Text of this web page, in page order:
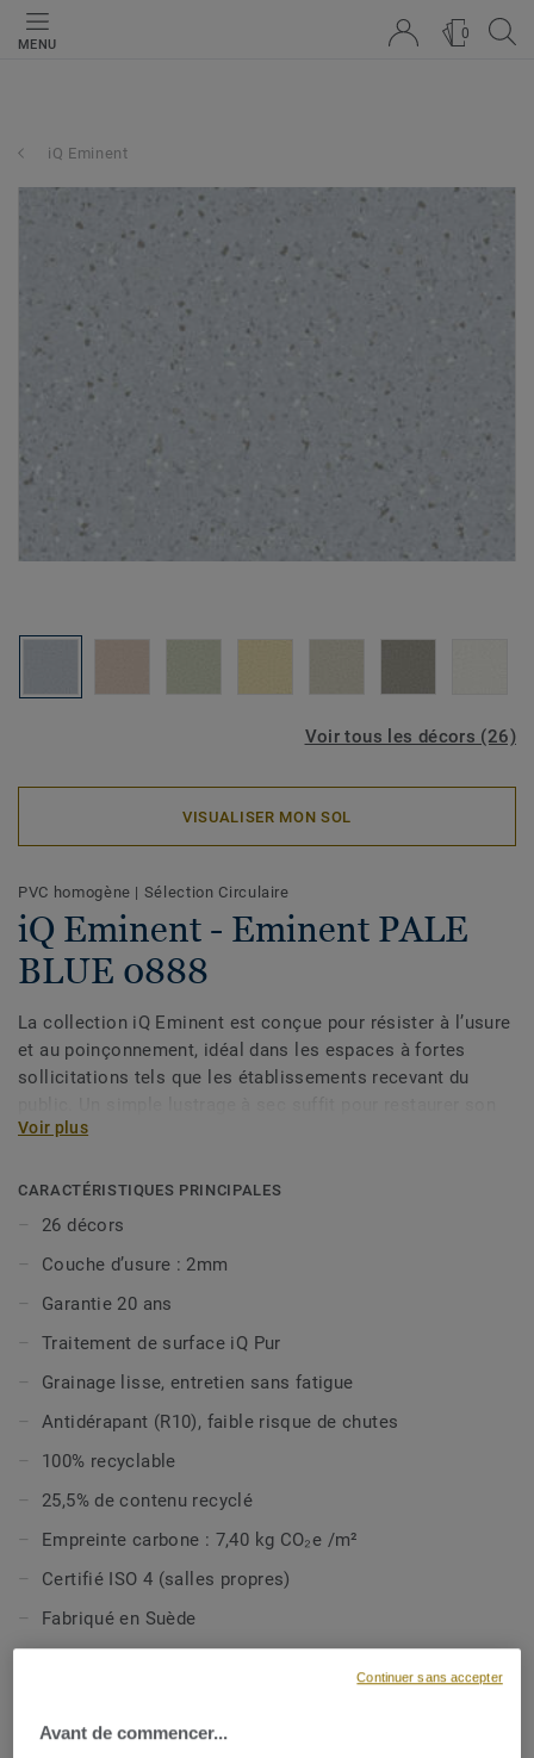
MENU
0
iQ Eminent
Voir tous les décors (26)
VISUALISER MON SOL
PVC homogène | Sélection Circulaire
iQ Eminent - Eminent PALE
BLUE 0888
La collection iQ Eminent est conçue pour résister à l’usure
et au poinçonnement, idéal dans les espaces à fortes
sollicitations tels que les établissements recevant du
aspect d’origine en lui offrant une plus grande longévité.
iQ Eminent est sans biocides, offre une excellente
compatible avec les environnements exigeants tels que les
salles propres. iQ Eminent est composée de 2 designs non
directionnels et 26 couleurs qui s’harmonisent avec les
option vinyle bio-attribuée, pour réduire davantage votre
impact carbone, et est 100% recyclable même en fin
Cette collection fait partie de notre
Voir plus
CARACTÉRISTIQUES PRINCIPALES
26 décors
Couche d’usure : 2mm
Garantie 20 ans
Traitement de surface iQ Pur
Grainage lisse, entretien sans fatigue
Antidérapant (R10), faible risque de chutes
100% recyclable
25,5% de contenu recyclé
Empreinte carbone : 7,40 kg CO₂e /m²
Certifié ISO 4 (salles propres)
Fabriqué en Suède
SPÉCIFICATIONS TECHNIQUES ET ENVIRONNEMENTALES
homogènes en poly(chlorure de vinyle)
Avant de commencer...
Continuer sans accepter